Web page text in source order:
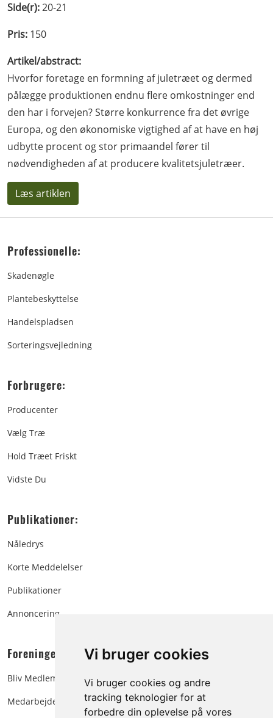
Vi bruger cookies
Vi bruger cookies og andre
tracking teknologier for at
forbedre din oplevelse på vores
Side(r):20-21
Pris: 150
Artikel/abstract:
Hvorfor foretage en formning af juletræet og dermed
pålægge produktionen endnu flere omkostninger end
den har i forvejen? Større konkurrence fra det øvrige
Europa, og den økonomiske vigtighed af at have en høj
udbytte procent og stor primaandel fører til
nødvendigheden af at producere kvalitetsjuletræer.
Læs artiklen
Professionelle:
Skadenøgle
Plantebeskyttelse
Handelspladsen
Sorteringsvejledning
Forbrugere:
Producenter
Vælg Træ
Hold Træet Friskt
Vidste Du
Publikationer:
Nåledrys
Korte Meddelelser
Publikationer
Annoncering
Foreningen:
Bliv Medlem
Medarbejdere